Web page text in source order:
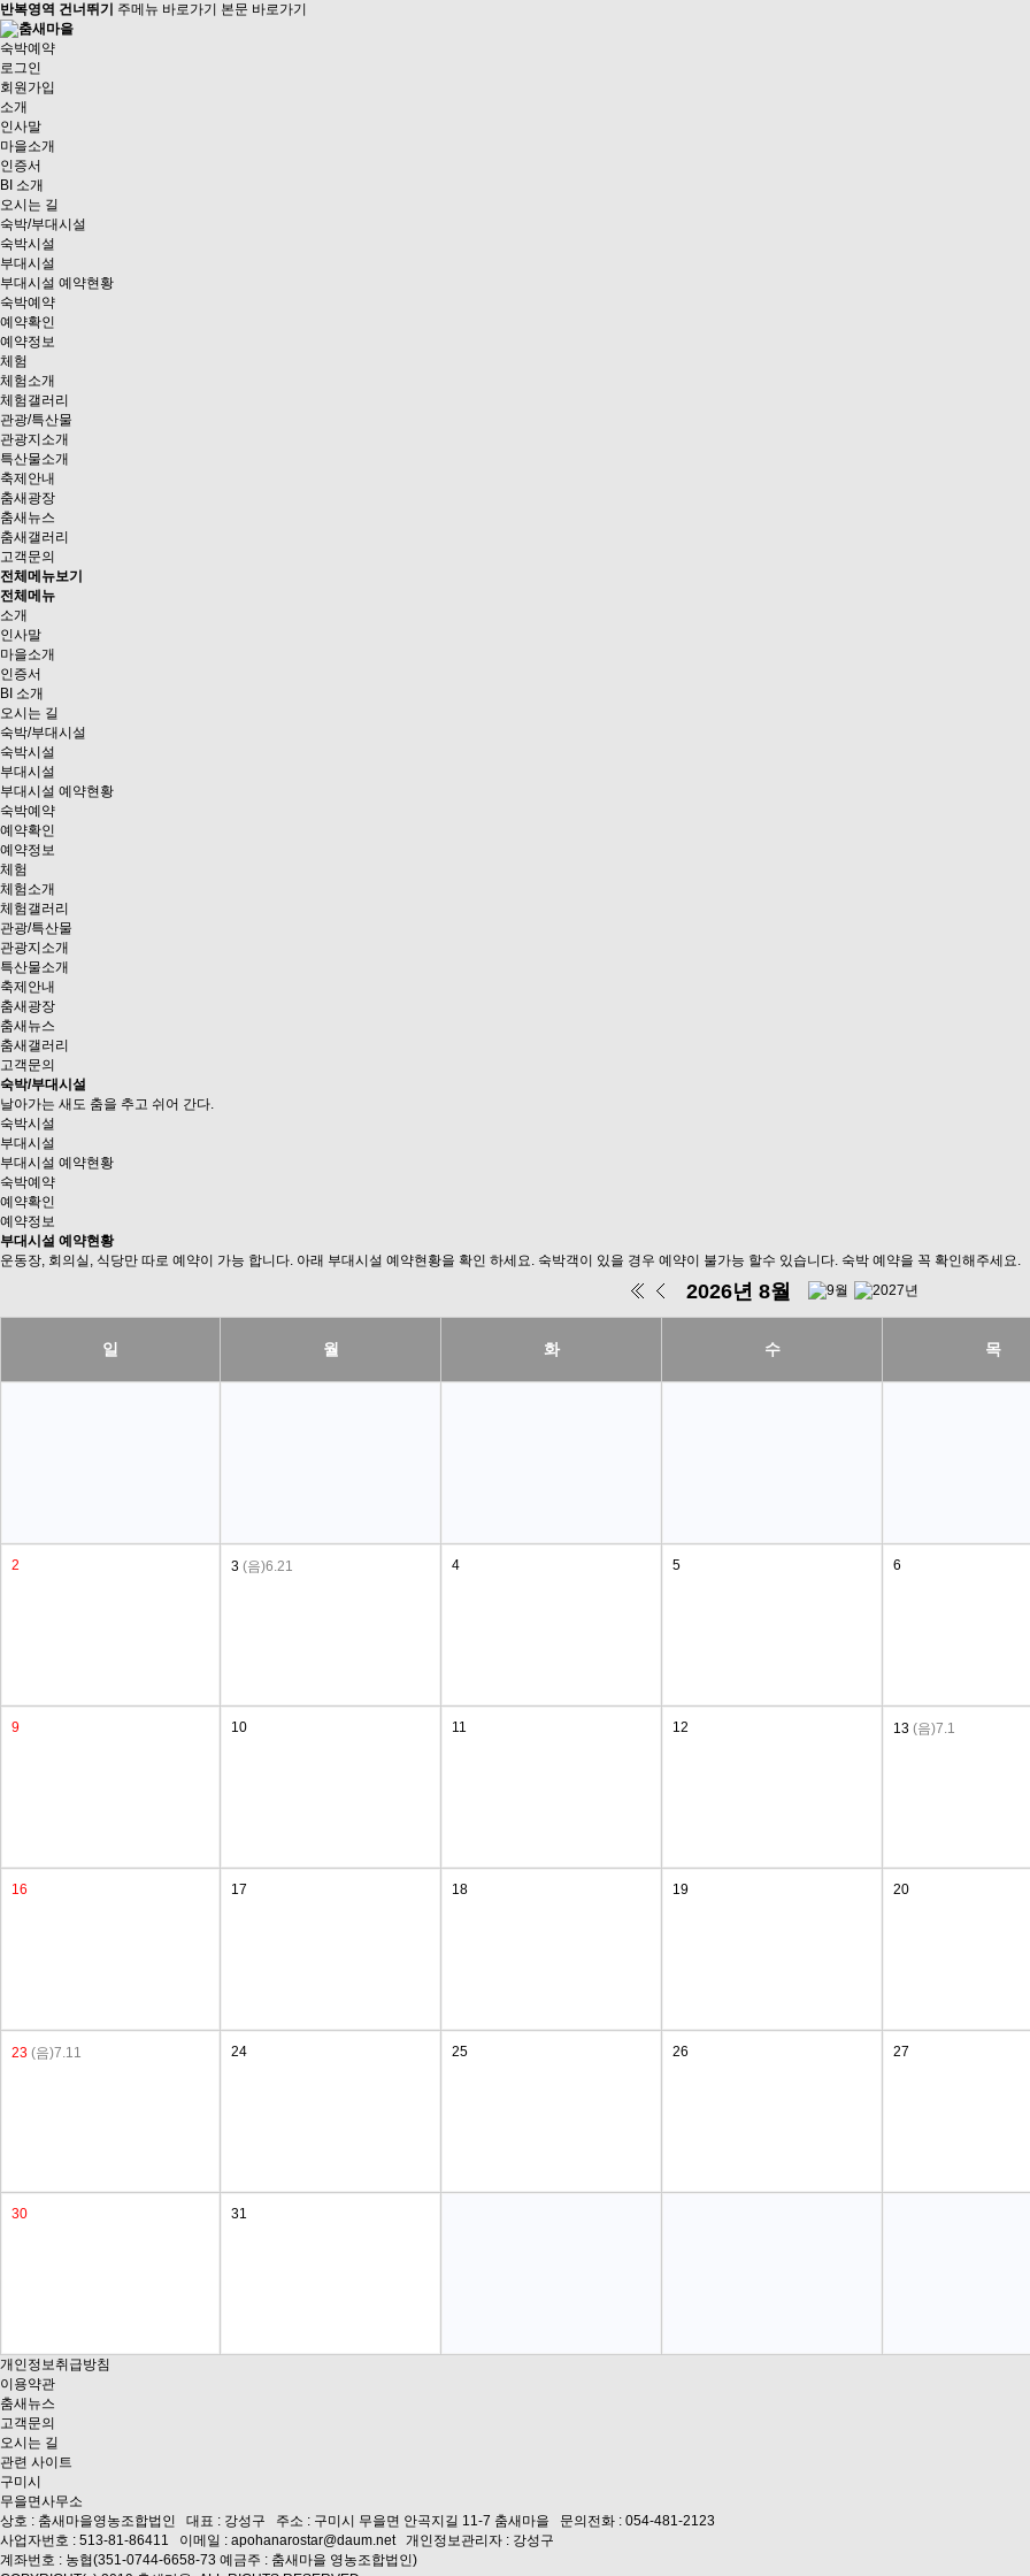
반복영역 건너뛰기 주메뉴 바로가기 본문 바로가기
숙박예약
로그인
회원가입
소개
인사말
마을소개
인증서
BI 소개
오시는 길
숙박/부대시설
숙박시설
부대시설
부대시설 예약현황
숙박예약
예약확인
예약정보
체험
체험소개
체험갤러리
관광/특산물
관광지소개
특산물소개
축제안내
춤새광장
춤새뉴스
춤새갤러리
고객문의
전체메뉴보기
전체메뉴
소개
인사말
마을소개
인증서
BI 소개
오시는 길
숙박/부대시설
숙박시설
부대시설
부대시설 예약현황
숙박예약
예약확인
예약정보
체험
체험소개
체험갤러리
관광/특산물
관광지소개
특산물소개
축제안내
춤새광장
춤새뉴스
춤새갤러리
고객문의
숙박/부대시설
날아가는 새도 춤을 추고 쉬어 간다.
숙박시설
부대시설
부대시설 예약현황
숙박예약
예약확인
예약정보
부대시설 예약현황
운동장, 회의실, 식당만 따로 예약이 가능 합니다. 아래 부대시설 예약현황을 확인 하세요. 숙박객이 있을 경우 예약이 불가능 할수 있습니다. 숙박 예약을 꼭 확인해주세요.
2026년 8월
일 월 화 수 목
2 3 (음)6.21 4 5 6
9 10 11 12 13 (음)7.1
16 17 18 19 20
23 (음)7.11 24 25 26 27
30 31
개인정보취급방침
이용약관
춤새뉴스
고객문의
오시는 길
관련 사이트
구미시
무을면사무소
상호 : 춤새마을영농조합법인 대표 : 강성구 주소 : 구미시 무을면 안곡지길 11-7 춤새마을 문의전화 : 054-481-2123
사업자번호 : 513-81-86411 이메일 : apohanarostar@daum.net 개인정보관리자 : 강성구
계좌번호 : 농협(351-0744-6658-73 예금주 : 춤새마을 영농조합법인)